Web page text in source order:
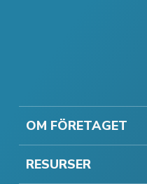
OM FÖRETAGET
RESURSER